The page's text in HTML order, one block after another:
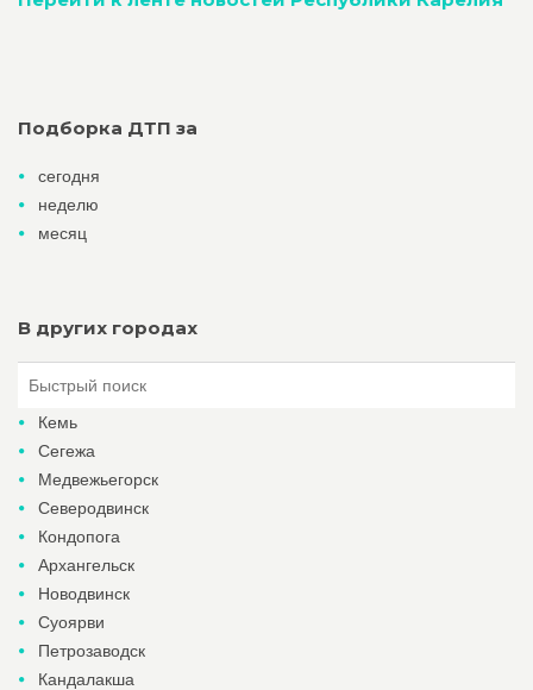
Подборка ДТП за
сегодня
неделю
месяц
В других городах
Кемь
Сегежа
Медвежьегорск
Северодвинск
Кондопога
Архангельск
Новодвинск
Суоярви
Петрозаводск
Кандалакша